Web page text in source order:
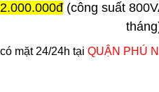
(công suất
mặt 24/24h tại QUẬN PHÚ